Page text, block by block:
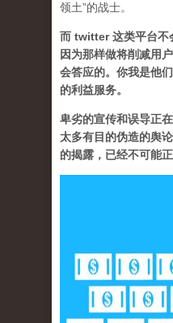
领土”的战士。
而 twitter 这类平台不
因为那样做将削减用
会答应的。你我是他
的利益服务。
卑劣的宣传和误导正
太多有目的伪造的舆
的揭露，已经不可能